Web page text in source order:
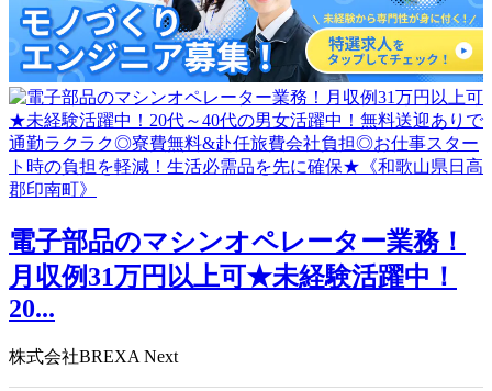
電子部品のマシンオペレーター業務！
月収例31万円以上可★未経験活躍中！
20...
株式会社BREXA Next